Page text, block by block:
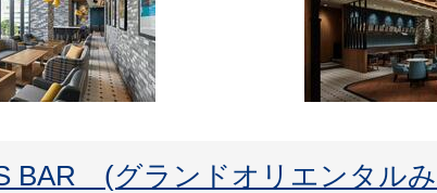
BAR (グランドオリエンタル